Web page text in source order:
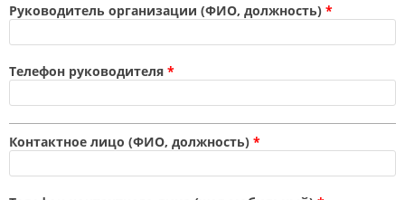
Руководитель организации (ФИО, должность) *
Телефон руководителя *
Контактное лицо (ФИО, должность) *